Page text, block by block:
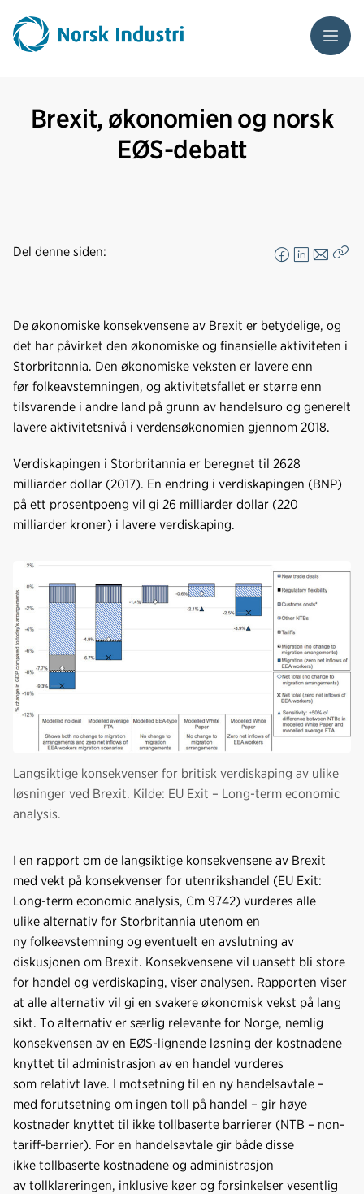
Meny
Brexit, økonomien og norsk
EØS-debatt
Del denne siden:
F
a
e
b
o
L
i
k
e
d
E
-
o
s
De økonomiske konsekvensene av Brexit er betydelige, og
det har påvirket den økonomiske og finansielle aktiviteten i
Storbritannia. Den økonomiske veksten er lavere enn
før folkeavstemningen, og aktivitetsfallet er større enn
tilsvarende i andre land på grunn av handelsuro og generelt
lavere aktivitetsnivå i verdensøkonomien gjennom 2018.
Verdiskapingen i Storbritannia er beregnet til 2628
milliarder dollar (2017). En endring i verdiskapingen (BNP)
på ett prosentpoeng vil gi 26 milliarder dollar (220
milliarder kroner) i lavere verdiskaping.
Langsiktige konsekvenser for britisk verdiskaping av ulike
løsninger ved Brexit. Kilde: EU Exit – Long-term economic
analysis.
I en rapport om de langsiktige konsekvensene av Brexit
med vekt på konsekvenser for utenrikshandel (EU Exit:
Long-term economic analysis, Cm 9742) vurderes alle
ulike alternativ for Storbritannia utenom en
ny folkeavstemning og eventuelt en avslutning av
diskusjonen om Brexit. Konsekvensene vil uansett bli store
for handel og verdiskaping, viser analysen. Rapporten viser
at alle alternativ vil gi en svakere økonomisk vekst på lang
sikt. To alternativ er særlig relevante for Norge, nemlig
konsekvensen av en EØS-lignende løsning der kostnadene
knyttet til administrasjon av en handel vurderes
som relativt lave. I motsetning til en ny handelsavtale –
med forutsetning om ingen toll på handel – gir høye
kostnader knyttet til ikke tollbaserte barrierer (NTB – non-
tariff-barrier). For en handelsavtale gir både disse
ikke tollbaserte kostnadene og administrasjon
av tollklareringen, inklusive køer og forsinkelser vesentlig